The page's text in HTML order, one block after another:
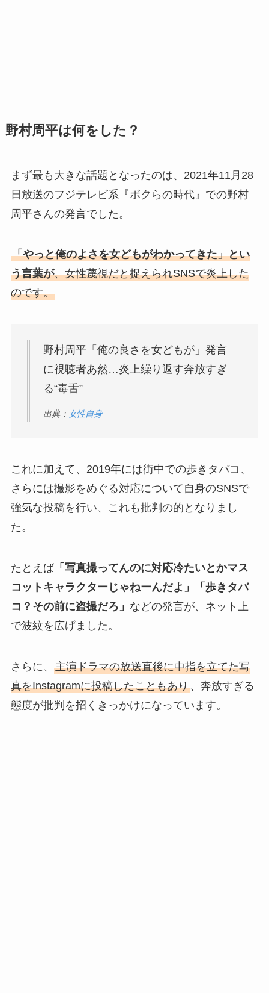
野村周平は何をした？
まず最も大きな話題となったのは、2021年11月28
日放送のフジテレビ系『ボクらの時代』での野村
周平さんの発言でした。
「やっと俺のよさを女どもがわかってきた」とい
う言葉が、女性蔑視だと捉えられSNSで炎上した
のです。
野村周平「俺の良さを女どもが」発言
に視聴者あ然…炎上繰り返す奔放すぎ
る“毒舌”
出典： 女性自身
これに加えて、2019年には街中での歩きタバコ、
さらには撮影をめぐる対応について自身のSNSで
強気な投稿を行い、これも批判の的となりまし
た。
たとえば「写真撮ってんのに対応冷たいとかマス
コットキャラクターじゃねーんだよ」「歩きタバ
コ？その前に盗撮だろ」 などの発言が、ネット上
で波紋を広げました。
さらに、 主演ドラマの放送直後に中指を立てた写
真をInstagramに投稿したこともあり、奔放すぎる
態度が批判を招くきっかけになっています。